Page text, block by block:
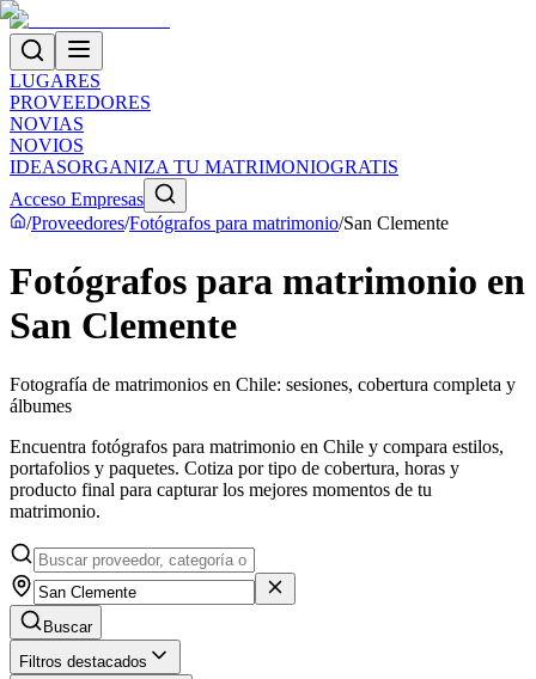
LUGARES
PROVEEDORES
NOVIAS
NOVIOS
IDEASORGANIZA TU MATRIMONIOGRATIS
Acceso Empresas
/Proveedores/Fotógrafos para matrimonio/San Clemente
Fotógrafos para matrimonio en
San Clemente
Fotografía de matrimonios en Chile: sesiones, cobertura completa y
álbumes
Encuentra fotógrafos para matrimonio en Chile y compara estilos,
portafolios y paquetes. Cotiza por tipo de cobertura, horas y
producto final para capturar los mejores momentos de tu
matrimonio.
Buscar
Filtros destacados